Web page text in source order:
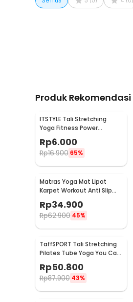
Rincian yang Anda
Produk Rekomendasi
ITSTYLE Tali Stretching
Yoga Fitness Power
Resistance With Foam
Handle - TT007N
Rp6.000
Rp16.900 65%
Matras Yoga Mat Lipat
Karpet Workout Anti Slip
PVC 173x61cm - Q4
Rp34.900
Rp62.900 45%
TaffSPORT Tali Stretching
Pilates Tube Yoga You Can
Do It 11 Set - R11
Rp50.800
Rp87.900 43%